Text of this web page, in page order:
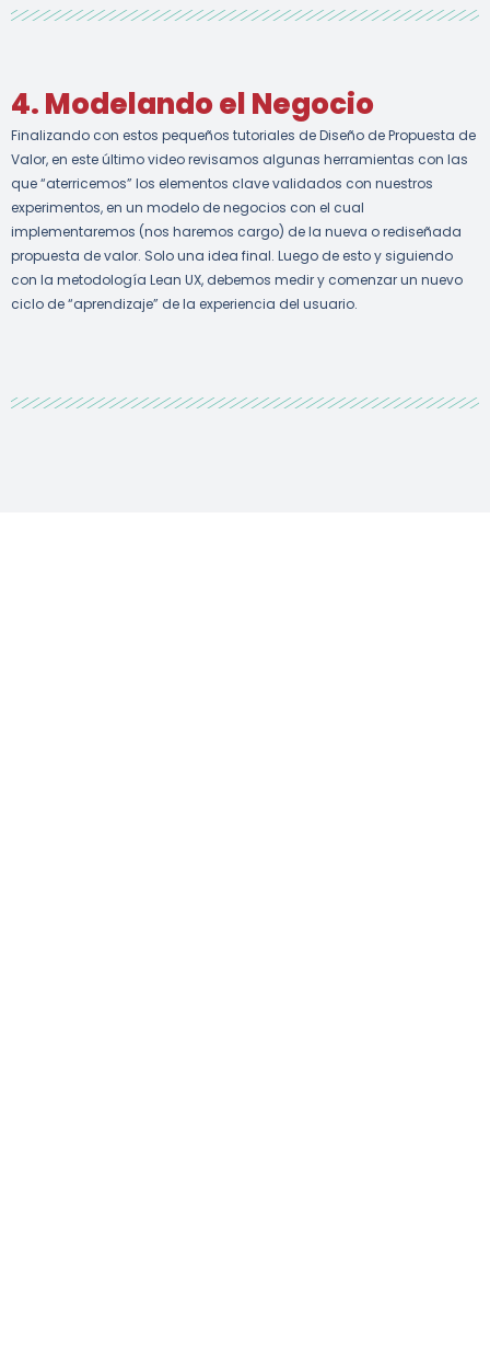
4. Modelando el Negocio
Finalizando con estos pequeños tutoriales de Diseño de Propuesta de
Valor, en este último video revisamos algunas herramientas con las
que “aterricemos” los elementos clave validados con nuestros
experimentos, en un modelo de negocios con el cual
implementaremos (nos haremos cargo) de la nueva o rediseñada
propuesta de valor. Solo una idea final. Luego de esto y siguiendo
con la metodología Lean UX, debemos medir y comenzar un nuevo
ciclo de “aprendizaje” de la experiencia del usuario.